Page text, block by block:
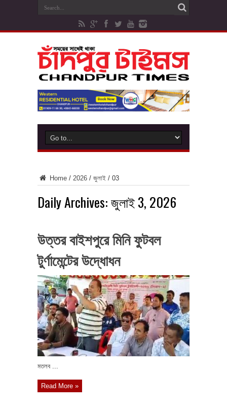
Home / 2026 / জুলাই / 03
Daily Archives:জুলাই 3, 2026
উত্তর বাইশপুরে মিনি ফুটবল
টুর্ণামেন্টের উদ্ধোধন
মতলব ...
Read More »